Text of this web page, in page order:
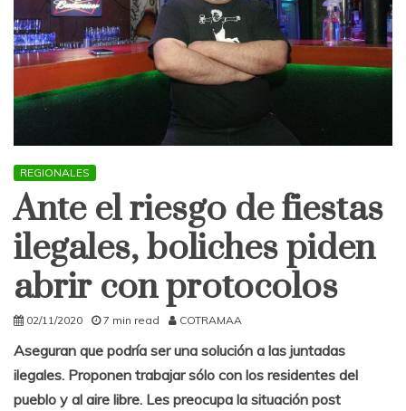
REGIONALES
Ante el riesgo de fiestas
ilegales, boliches piden
abrir con protocolos
02/11/2020 7 min read COTRAMAA
Aseguran que podría ser una solución a las juntadas
ilegales. Proponen trabajar sólo con los residentes del
pueblo y al aire libre. Les preocupa la situación post